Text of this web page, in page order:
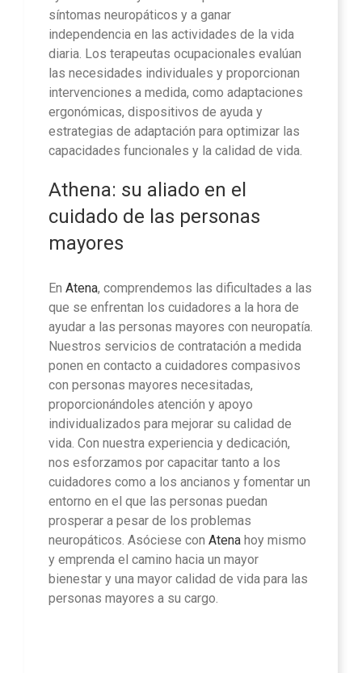
síntomas neuropáticos y a ganar
independencia en las actividades de la vida
diaria. Los terapeutas ocupacionales evalúan
las necesidades individuales y proporcionan
intervenciones a medida, como adaptaciones
ergonómicas, dispositivos de ayuda y
estrategias de adaptación para optimizar las
capacidades funcionales y la calidad de vida.
Athena: su aliado en el
cuidado de las personas
mayores
En Atena, comprendemos las dificultades a las
que se enfrentan los cuidadores a la hora de
ayudar a las personas mayores con neuropatía.
Nuestros servicios de contratación a medida
ponen en contacto a cuidadores compasivos
con personas mayores necesitadas,
proporcionándoles atención y apoyo
individualizados para mejorar su calidad de
vida. Con nuestra experiencia y dedicación,
nos esforzamos por capacitar tanto a los
cuidadores como a los ancianos y fomentar un
entorno en el que las personas puedan
prosperar a pesar de los problemas
neuropáticos. Asóciese con Atena hoy mismo
y emprenda el camino hacia un mayor
bienestar y una mayor calidad de vida para las
personas mayores a su cargo.